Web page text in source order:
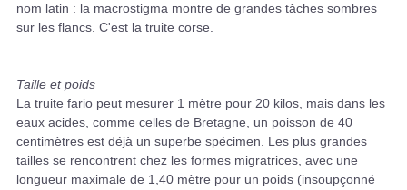
nom latin : la macrostigma montre de grandes tâches sombres
sur les flancs. C'est la truite corse.
Taille et poids
La truite fario peut mesurer 1 mètre pour 20 kilos, mais dans les
eaux acides, comme celles de Bretagne, un poisson de 40
centimètres est déjà un superbe spécimen. Les plus grandes
tailles se rencontrent chez les formes migratrices, avec une
longueur maximale de 1,40 mètre pour un poids (insoupçonné